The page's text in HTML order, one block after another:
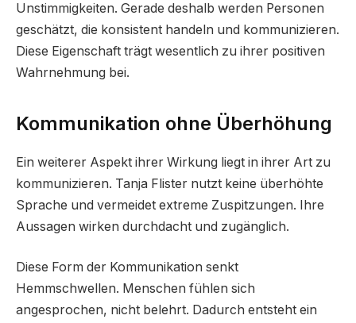
Unstimmigkeiten. Gerade deshalb werden Personen
geschätzt, die konsistent handeln und kommunizieren.
Diese Eigenschaft trägt wesentlich zu ihrer positiven
Wahrnehmung bei.
Kommunikation ohne Überhöhung
Ein weiterer Aspekt ihrer Wirkung liegt in ihrer Art zu
kommunizieren. Tanja Flister nutzt keine überhöhte
Sprache und vermeidet extreme Zuspitzungen. Ihre
Aussagen wirken durchdacht und zugänglich.
Diese Form der Kommunikation senkt
Hemmschwellen. Menschen fühlen sich
angesprochen, nicht belehrt. Dadurch entsteht ein